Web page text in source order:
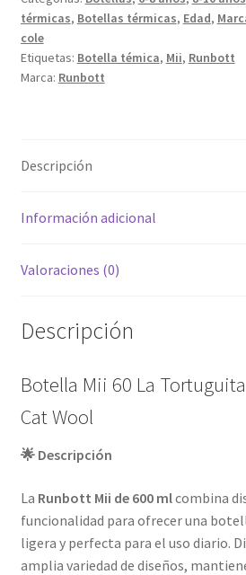
-
Lovely
Cat
térmicas, Botellas térmicas, Edad,
cole
Etiquetas: Botella témica, Mii, Runbott
Marca: Runbott
Descripción
Información adicional
Valoraciones (0)
Descripción
Botella Mii 60 La
Cat Wool
🌟 Descripción
La Runbott Mii de 600 mlcombina
funcionalidad para ofrecer una
ligera y perfecta para el uso diario.
amplia variedad de diseños,